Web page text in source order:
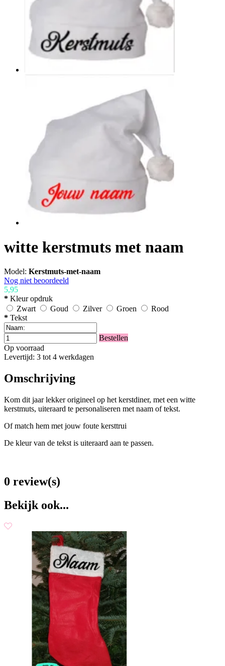
witte kerstmuts met naam
Model: Kerstmuts-met-naam
Nog niet beoordeeld
5,95
* Kleur opdruk
Zwart
Goud Zilver Groen
Rood
* Tekst
Bestellen
Op voorraad
Levertijd: 3 tot 4 werkdagen
Omschrijving
Kom dit jaar lekker origineel op het kerstdiner, met een witte
kerstmuts, uiteraard te personaliseren met naam of tekst.
Of match hem met jouw foute kersttrui
De kleur van de tekst is uiteraard aan te passen.
0 review(s)
Bekijk ook...